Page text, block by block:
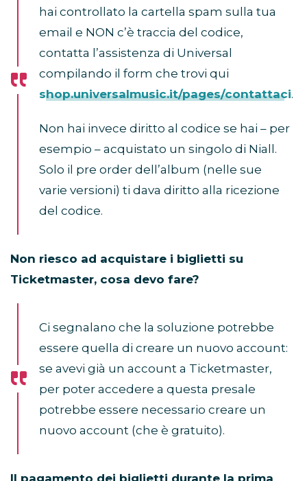
hai controllato la cartella spam sulla tua
email e NON c’è traccia del codice,
contatta l’assistenza di Universal
compilando il form che trovi qui
shop.universalmusic.it/pages/contattaci.
Non hai invece diritto al codice se hai – per
esempio – acquistato un singolo di Niall.
Solo il pre order dell’album (nelle sue
varie versioni) ti dava diritto alla ricezione
del codice.
Non riesco ad acquistare i biglietti su
Ticketmaster, cosa devo fare?
Ci segnalano che la soluzione potrebbe
essere quella di creare un nuovo account:
se avevi già un account a Ticketmaster,
per poter accedere a questa presale
potrebbe essere necessario creare un
nuovo account (che è gratuito).